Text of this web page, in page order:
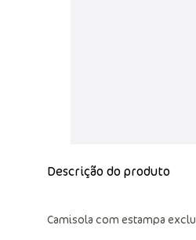
Descrição do produto
Camisola com estampa